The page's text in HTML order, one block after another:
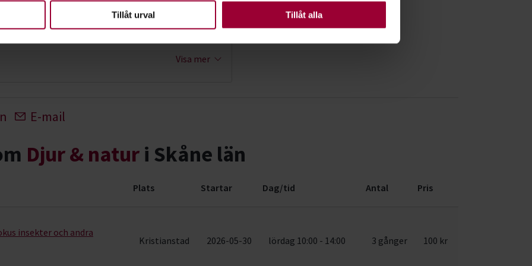
Tillåt urval Tillåt alla
Djur-Natur
Visa mer
E-mail
Djur & natur i Skåne län
Plats Startar Dag/tid Antal Pris
insekter och andra
Kristianstad 2026-05-30 lördag 10:00 - 14:00 3 gånger 100 kr